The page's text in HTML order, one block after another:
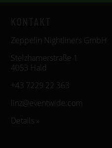
Zeppelin Nightliners GmbH
Stelzhamerstraße 1
4053 Haid
+43 7229 22 363
linz@eventwide.com
Details »